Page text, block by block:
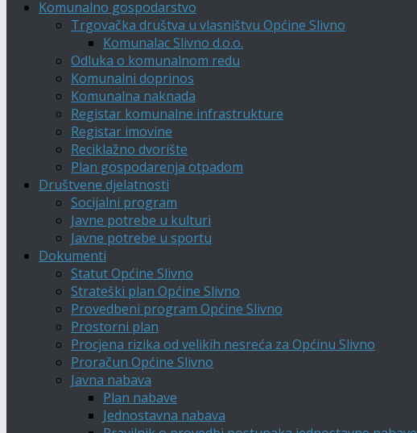
Komunalno gospodarstvo
Trgovačka društva u vlasništvu Općine Slivno
Komunalac Slivno d.o.o.
Odluka o komunalnom redu
Komunalni doprinos
Komunalna naknada
Registar komunalne infrastrukture
Registar imovine
Reciklažno dvorište
Plan gospodarenja otpadom
Društvene djelatnosti
Socijalni program
Javne potrebe u kulturi
Javne potrebe u sportu
Dokumenti
Statut Općine Slivno
Strateški plan Općine Slivno
Provedbeni program Općine Slivno
Prostorni plan
Procjena rizika od velikih nesreća za Općinu Slivno
Proračun Općine Slivno
Javna nabava
Plan nabave
Jednostavna nabava